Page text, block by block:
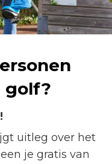
golf?
uitleg over het
je gratis van